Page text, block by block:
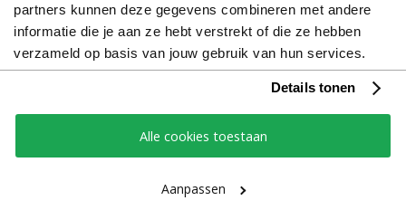
partners kunnen deze gegevens combineren met andere
informatie die je aan ze hebt verstrekt of die ze hebben
verzameld op basis van jouw gebruik van hun services.
Details tonen
Alle cookies toestaan
Aanpassen
relevant is voor haar doelgroep. Juist die
combinatie van inhoud en uitstraling zorgt
voor een merk dat onderscheidend is in de
Een sterk merk bouw je niet in één
Goede merken ontwikkelen zich voortdurend.